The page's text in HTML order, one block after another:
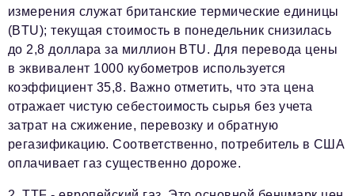
измерения служат британские термические единицы
(BTU); текущая стоимость в понедельник снизилась
до 2,8 доллара за миллион BTU. Для перевода цены
в эквивалент 1000 кубометров используется
коэффициент 35,8. Важно отметить, что эта цена
отражает чистую себестоимость сырья без учета
затрат на сжижение, перевозку и обратную
регазификацию. Соответственно, потребитель в США
оплачивает газ существенно дороже.